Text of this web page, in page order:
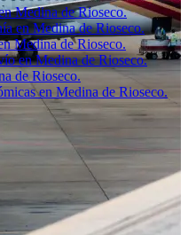
Medina de Rioseco.
en Medina de Rioseco.
Medina de Rioseco.
en Medina de Rioseco.
de Rioseco.
en Medina de Rioseco.